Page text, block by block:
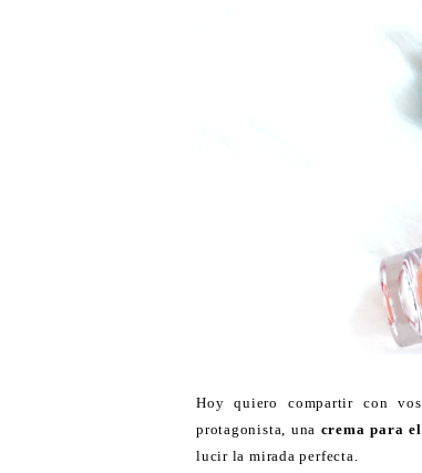
Hoy quiero compartir con
protagonista, una crema para
lucir la mirada perfecta.